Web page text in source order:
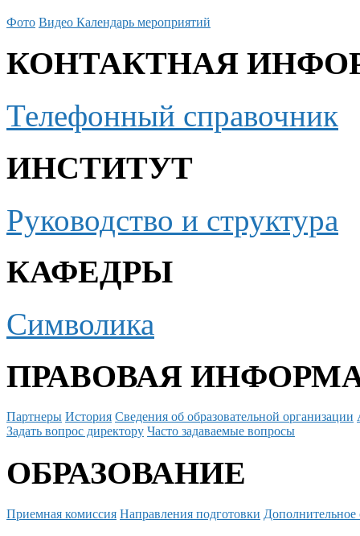
Фото Видео Календарь мероприятий
КОНТАКТНАЯ
Телефонный справочник
ИНСТИТУТ
Руководство и структура
КАФЕДРЫ
Символика
ПРАВОВАЯ
Партнеры История Сведения об образовательной организации
Задать вопрос директору Часто задаваемые вопросы
ОБРАЗОВАНИЕ
Приемная комиссия Направления подготовки Дополнительное